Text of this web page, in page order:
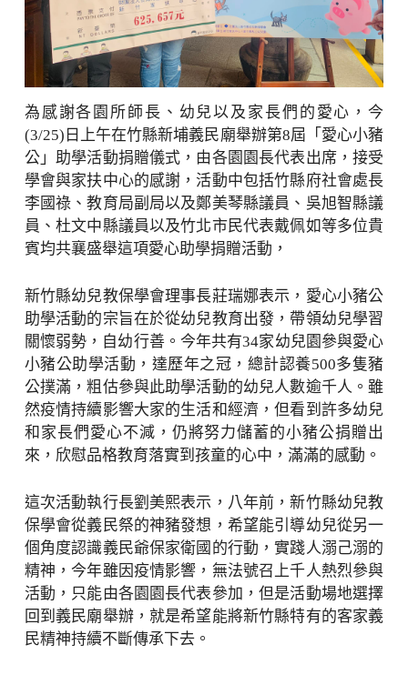
為感謝各園所師長、幼兒以及家長們的愛心，今
(3/25)日上午在竹縣新埔義民廟舉辦第8屆「愛心小豬
公」助學活動捐贈儀式，由各園園長代表出席，接受
學會與家扶中心的感謝，活動中包括竹縣府社會處長
李國祿、教育局副局以及鄭美琴縣議員、吳旭智縣議
員、杜文中縣議員以及竹北市民代表戴佩如等多位貴
賓均共襄盛舉這項愛心助學捐贈活動，
新竹縣幼兒教保學會理事長莊瑞娜表示，愛心小豬公
助學活動的宗旨在於從幼兒教育出發，帶領幼兒學習
關懷弱勢，自幼行善。今年共有34家幼兒園參與愛心
小豬公助學活動，達歷年之冠，總計認養500多隻豬
公撲滿，粗估參與此助學活動的幼兒人數逾千人。雖
然疫情持續影響大家的生活和經濟，但看到許多幼兒
和家長們愛心不減，仍將努力儲蓄的小豬公捐贈出
來，欣慰品格教育落實到孩童的心中，滿滿的感動。
這次活動執行長劉美熙表示，八年前，新竹縣幼兒教
保學會從義民祭的神豬發想，希望能引導幼兒從另一
個角度認識義民爺保家衛國的行動，實踐人溺己溺的
精神，今年雖因疫情影響，無法號召上千人熱烈參與
活動，只能由各園園長代表參加，但是活動場地選擇
回到義民廟舉辦，就是希望能將新竹縣特有的客家義
民精神持續不斷傳承下去。